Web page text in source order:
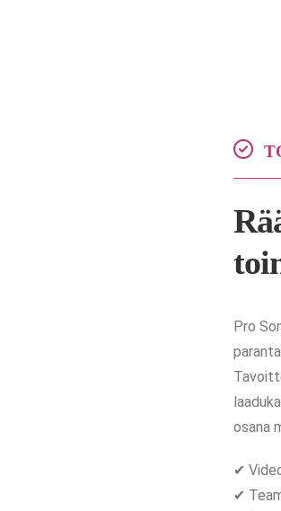
Pro
osana
✔
✔